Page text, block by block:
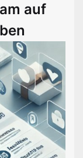
auf